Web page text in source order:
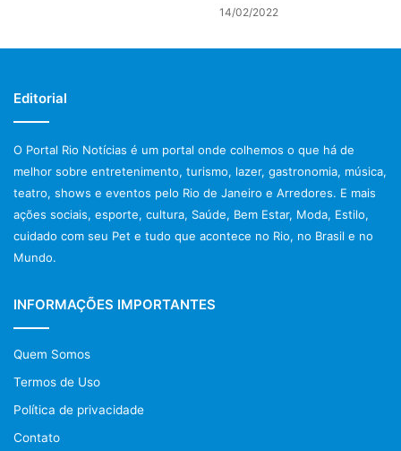
adultos.
Portanto, nossa equipe se perguntou:
marketing séria neste contexto?
Pense na sua Persona
Se uma de suas personas coincidir com esses millennials
Algumas hipóteses podem aparecer timidamente; mas e se
E, em qualquer caso, seja esperto.
Em um canal tão lotado seus vídeos teriam que superar
14/02/2022
Editorial
O Portal Rio Notícias é um portal onde colhemos o que há de
melhor sobre entretenimento, turismo, lazer, gastronomia, música,
teatro, shows e eventos pelo Rio de Janeiro e Arredores. E mais
ações sociais, esporte, cultura, Saúde, Bem Estar, Moda, Estilo,
cuidado com seu Pet e tudo que acontece no Rio, no Brasil e no
Mundo.
INFORMAÇÕES IMPORTANTES
Quem Somos
Termos de Uso
Política de privacidade
Contato